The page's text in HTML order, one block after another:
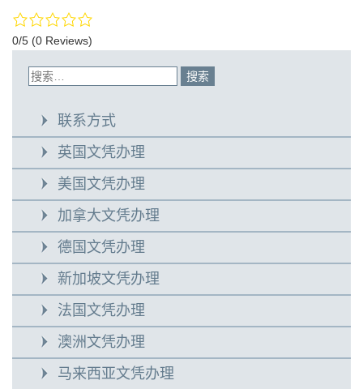
0/5 (0 Reviews)
联系方式
英国文凭办理
美国文凭办理
加拿大文凭办理
德国文凭办理
新加坡文凭办理
法国文凭办理
澳洲文凭办理
马来西亚文凭办理